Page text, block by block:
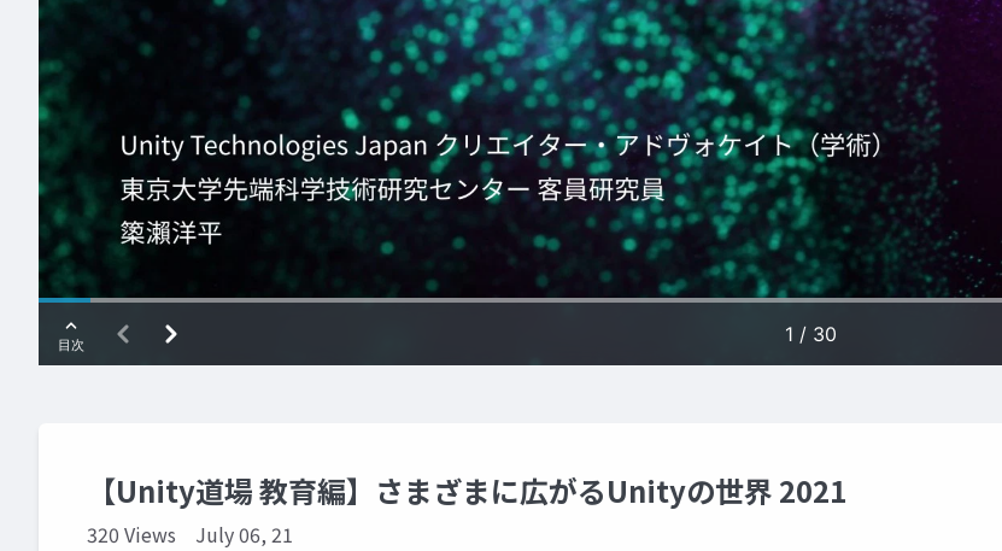
【Unity道場 教育編】さまざまに広がるUnityの世界 2021
320 Views July 06, 21